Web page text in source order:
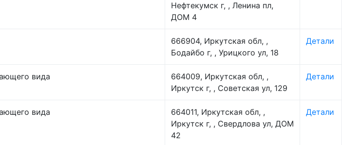
Нефтекумск г, , Ленина пл,
ДОМ 4
666904, Иркутская обл, ,
Бодайбо г, , Урицкого ул, 18
Детали
вида
664009, Иркутская обл, ,
Иркутск г, , Советская ул, 129
Детали
вида
664011, Иркутская обл, ,
Иркутск г, , Свердлова ул, ДОМ
42
Детали